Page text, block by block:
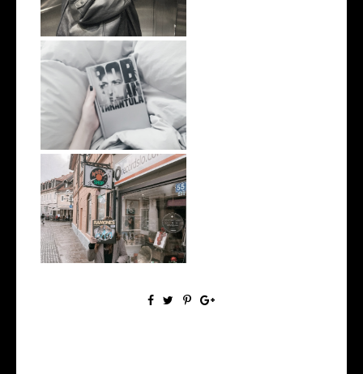
10 frases de Bob Dylan
Recordslo.com in Ljubljana